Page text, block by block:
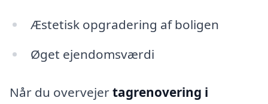
Æstetisk opgradering af boligen
Øget ejendomsværdi
Når du overvejertagrenovering i